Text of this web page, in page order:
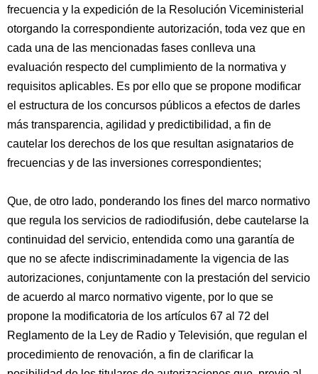
frecuencia y la expedición de la Resolución Viceministerial
otorgando la correspondiente autorización, toda vez que en
cada una de las mencionadas fases conlleva una
evaluación respecto del cumplimiento de la normativa y
requisitos aplicables. Es por ello que se propone modificar
el estructura de los concursos públicos a efectos de darles
más transparencia, agilidad y predictibilidad, a fin de
cautelar los derechos de los que resultan asignatarios de
frecuencias y de las inversiones correspondientes;
Que, de otro lado, ponderando los fines del marco normativo
que regula los servicios de radiodifusión, debe cautelarse la
continuidad del servicio, entendida como una garantía de
que no se afecte indiscriminadamente la vigencia de las
autorizaciones, conjuntamente con la prestación del servicio
de acuerdo al marco normativo vigente, por lo que se
propone la modificatoria de los artículos 67 al 72 del
Reglamento de la Ley de Radio y Televisión, que regulan el
procedimiento de renovación, a fin de clarificar la